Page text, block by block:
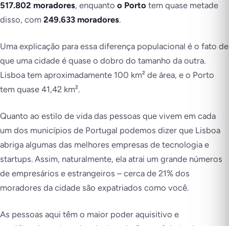
517.802 moradores, enquanto o Porto tem quase metade
disso, com 249.633 moradores.
Uma explicação para essa diferença populacional é o fato de
que uma cidade é quase o dobro do tamanho da outra.
Lisboa tem aproximadamente 100 km² de área, e o Porto
tem quase 41,42 km².
Quanto ao estilo de vida das pessoas que vivem em cada
um dos municípios de Portugal podemos dizer que Lisboa
abriga algumas das melhores empresas de tecnologia e
startups. Assim, naturalmente, ela atrai um grande números
de empresários e estrangeiros – cerca de 21% dos
moradores da cidade são expatriados como você.
As pessoas aqui têm o maior poder aquisitivo e